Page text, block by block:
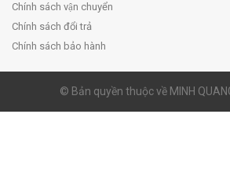
Chính sách vận chuyển
Chính sách đổi trả
Chính sách bảo hành
© Bản quyền thuộc về MINH